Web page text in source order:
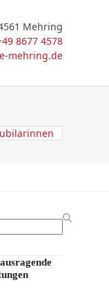
Mehring
8677 4578
mehring.de